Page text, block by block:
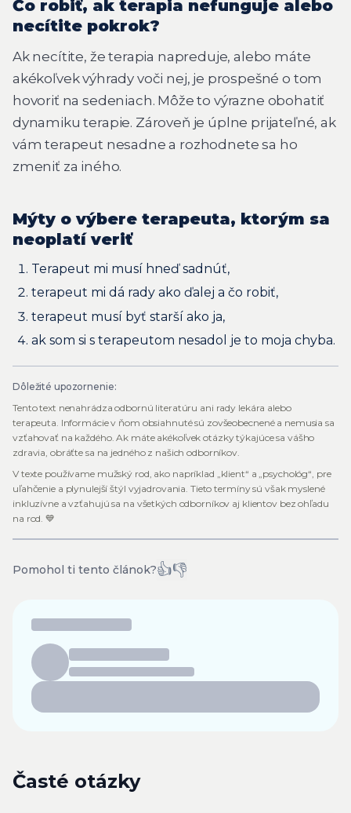
Čo robiť, ak terapia nefunguje alebo
necítite pokrok?
Ak necítite, že terapia napreduje, alebo máte
akékoľvek výhrady voči nej, je prospešné o tom
hovoriť na sedeniach. Môže to výrazne obohatiť
dynamiku terapie. Zároveň je úplne prijateľné, ak
vám terapeut nesadne a rozhodnete sa ho
zmeniť za iného.
Mýty o výbere terapeuta, ktorým sa
neoplatí veriť
Terapeut mi musí hneď sadnúť,
terapeut mi dá rady ako ďalej a čo robiť,
terapeut musí byť starší ako ja,
ak som si s terapeutom nesadol je to moja chyba.
Dôležité upozornenie:
Tento text nenahrádza odbornú literatúru ani rady lekára alebo
terapeuta. Informácie v ňom obsiahnuté sú zovšeobecnené a nemusia sa
vzťahovať na každého. Ak máte akékoľvek otázky týkajúce sa vášho
zdravia, obráťte sa na jedného z našich odborníkov.
V texte používame mužský rod, ako napríklad „klient“ a „psychológ“, pre
uľahčenie a plynulejší štýl vyjadrovania. Tieto termíny sú však myslené
inkluzívne a vzťahujú sa na všetkých odborníkov aj klientov bez ohľadu
na rod. 💙
Pomohol ti tento článok?👍👎
Časté otázky